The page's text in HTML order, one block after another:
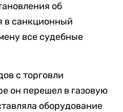
об
в санкционный
все судебные
с торговли
он перешел в газовую
оборудование